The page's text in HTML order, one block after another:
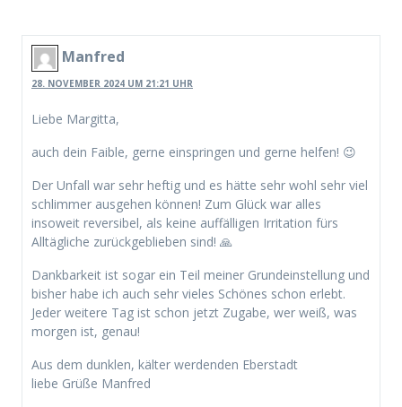
Manfred
28. NOVEMBER 2024 UM 21:21 UHR
Liebe Margitta,
auch dein Faible, gerne einspringen und gerne helfen! 😉
Der Unfall war sehr heftig und es hätte sehr wohl sehr viel
schlimmer ausgehen können! Zum Glück war alles
insoweit reversibel, als keine auffälligen Irritation fürs
Alltägliche zurückgeblieben sind! 🙏
Dankbarkeit ist sogar ein Teil meiner Grundeinstellung und
bisher habe ich auch sehr vieles Schönes schon erlebt.
Jeder weitere Tag ist schon jetzt Zugabe, wer weiß, was
morgen ist, genau!
Aus dem dunklen, kälter werdenden Eberstadt
liebe Grüße Manfred